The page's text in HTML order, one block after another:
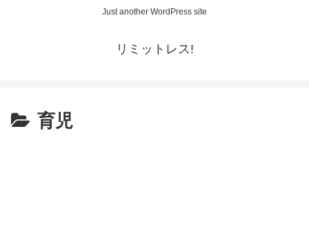
Just another WordPress site
リミットレス!
育児